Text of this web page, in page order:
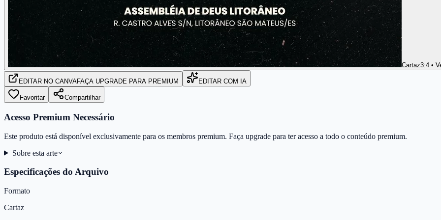
Cartaz3:4 •
EDITAR NO CANVAFAÇA UPGRADE PARA PREMIUM EDITAR COM IA
Favoritar Compartilhar
Acesso Premium Necessário
Este produto está disponível exclusivamente para os membros premium. Faça upgrade para ter acesso a todo o conteúdo premium.
Sobre esta arte
Especificações do Arquivo
Formato
Cartaz